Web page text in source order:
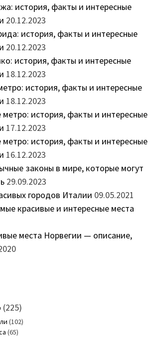
история, факты и интересные
20.12.2023
история, факты и интересные
20.12.2023
история, факты и интересные
18.12.2023
история, факты и интересные
18.12.2023
история, факты и интересные
17.12.2023
метро: история, факты и интересные
16.12.2023
законы в мире, которые могут
29.09.2023
городов Италии 09.05.2021
красивые и интересные места
места Норвегии — описание,
(225)
(102)
(65)